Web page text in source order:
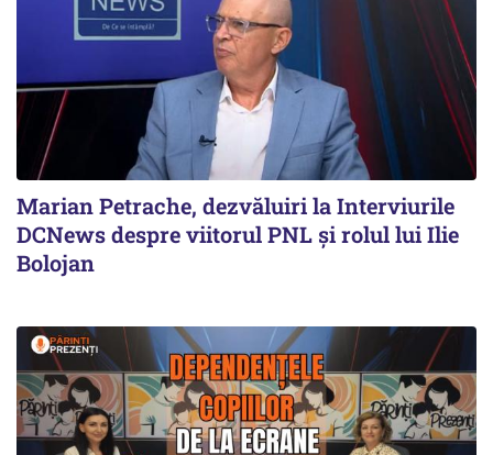
Marian Petrache, dezvăluiri la Interviurile
DCNews despre viitorul PNL și rolul lui Ilie
Bolojan